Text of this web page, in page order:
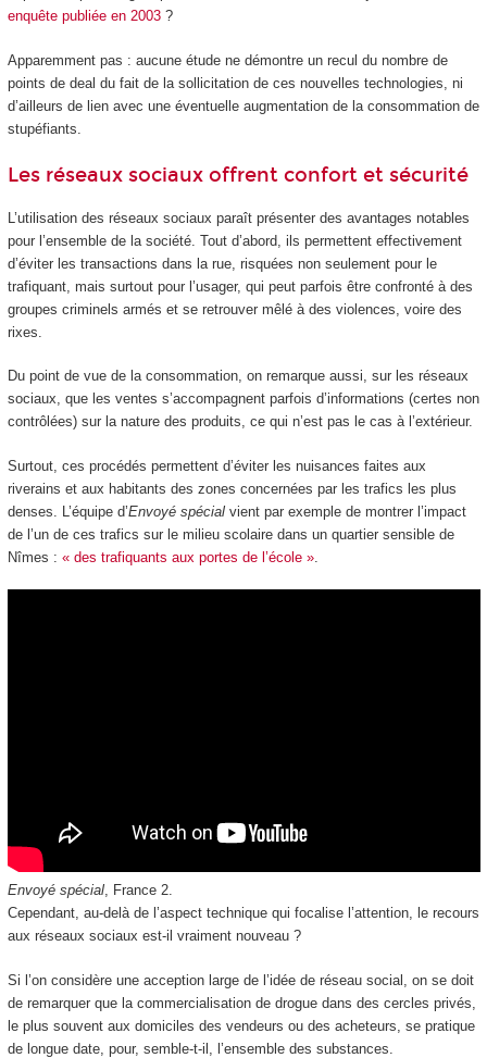
enquête publiée en 2003?
Apparemment pas : aucune étude ne démontre un recul du nombre de
points de deal du fait de la sollicitation de ces nouvelles technologies, ni
d’ailleurs de lien avec une éventuelle augmentation de la consommation de
stupéfiants.
Les réseaux sociaux offrent confort et sécurité
L’utilisation des réseaux sociaux paraît présenter des avantages notables
pour l’ensemble de la société. Tout d’abord, ils permettent effectivement
d’éviter les transactions dans la rue, risquées non seulement pour le
trafiquant, mais surtout pour l’usager, qui peut parfois être confronté à des
groupes criminels armés et se retrouver mêlé à des violences, voire des
rixes.
Du point de vue de la consommation, on remarque aussi, sur les réseaux
sociaux, que les ventes s’accompagnent parfois d’informations (certes non
contrôlées) sur la nature des produits, ce qui n’est pas le cas à l’extérieur.
Surtout, ces procédés permettent d’éviter les nuisances faites aux
riverains et aux habitants des zones concernées par les trafics les plus
denses. L’équipe d’Envoyé spécialvient par exemple de montrer l’impact
de l’un de ces trafics sur le milieu scolaire dans un quartier sensible de
Nîmes : « des trafiquants aux portes de l’école ».
Envoyé spécial, France 2.
Cependant, au-delà de l’aspect technique qui focalise l’attention, le recours
aux réseaux sociaux est-il vraiment nouveau ?
Si l’on considère une acception large de l’idée de réseau social, on se doit
de remarquer que la commercialisation de drogue dans des cercles privés,
le plus souvent aux domiciles des vendeurs ou des acheteurs, se pratique
de longue date, pour, semble-t-il, l’ensemble des substances.